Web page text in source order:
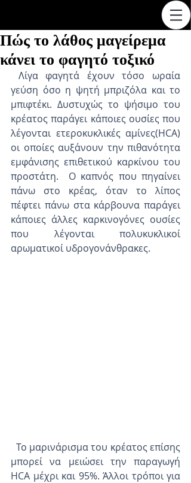
Πώς το λάθος μαγείρεμα
κάνει το φαγητό τοξικό
γεύση όσο η ψητή μπριζόλα και το
μπιφτέκι. Δυστυχώς το ψήσιμο του
κρέατος παράγει κάποιες ουσίες που
λέγονται ετεροκυκλικές αμίνες(HCA)
οι οποίες αυξάνουν την πιθανότητα
εμφάνισης επιθετικού καρκίνου του
προστάτη.  Ο καπνός που πηγαίνει
πάνω στο κρέας, όταν το λίπος
πέφτει πάνω στα κάρβουνα παράγει
κάποιες άλλες καρκινογόνες ουσίες
που λέγονται πολυκυκλικοί
αρωματικοί υδρογονάνθρακες.
μπορεί να μειώσει την παραγωγή
HCA μέχρι και 95%. Άλλοι τρόποι για